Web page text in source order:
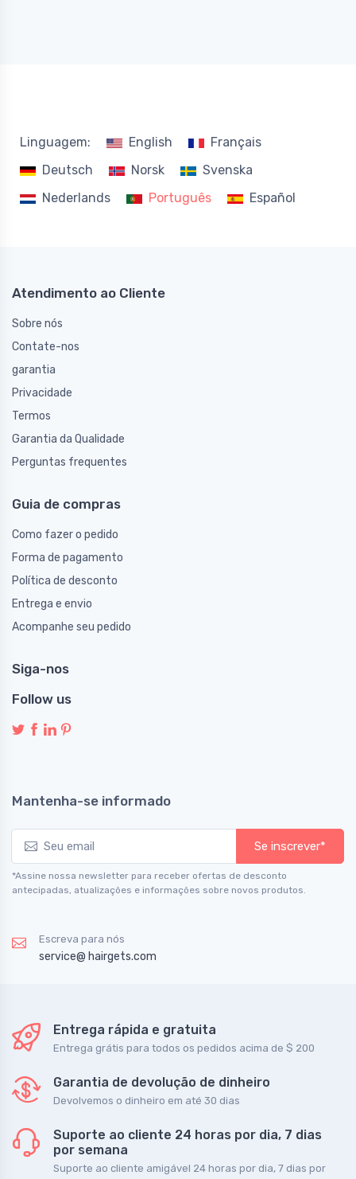
Linguagem: English
Français
Deutsch
Norsk
Svenska
Nederlands
Português Español
Atendimento ao Cliente
Sobre nós
Contate-nos
garantia
Privacidade
Termos
Garantia da Qualidade
Perguntas frequentes
Guia de compras
Como fazer o pedido
Forma de pagamento
Política de desconto
Entrega e envio
Acompanhe seu pedido
Siga-nos
Follow us
Mantenha-se informado
Se inscrever*
*Assine nossa newsletter para receber ofertas de desconto
antecipadas, atualizações e informações sobre novos produtos.
Escreva para nós
service@ hairgets.com
Entrega rápida e gratuita
Entrega grátis para todos os pedidos acima de $ 200
Garantia de devolução de dinheiro
Devolvemos o dinheiro em até 30 dias
Suporte ao cliente 24 horas por dia, 7 dias
por semana
Suporte ao cliente amigável 24 horas por dia, 7 dias por